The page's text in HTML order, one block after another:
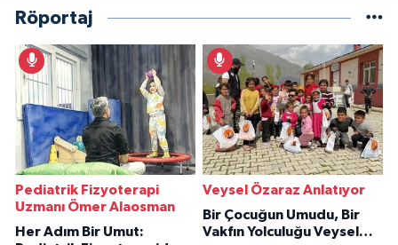
Röportaj
Pediatrik Fizyoterapi
Uzmanı Ömer Alaosman
Her Adım Bir Umut:
Veysel Özaraz Anlatıyor
Bir Çocuğun Umudu, Bir
Vakfın Yolculuğu Veysel